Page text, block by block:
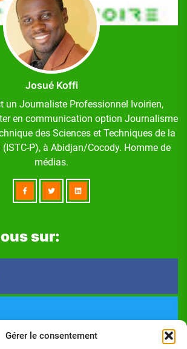
Gérer le consentement
Josué Koffi
un Journaliste Professionnel Ivoirien,
en communication option Journalisme
des Sciences et Techniques de la
P), à Abidjan/Cocody. Homme de
médias.
sur: